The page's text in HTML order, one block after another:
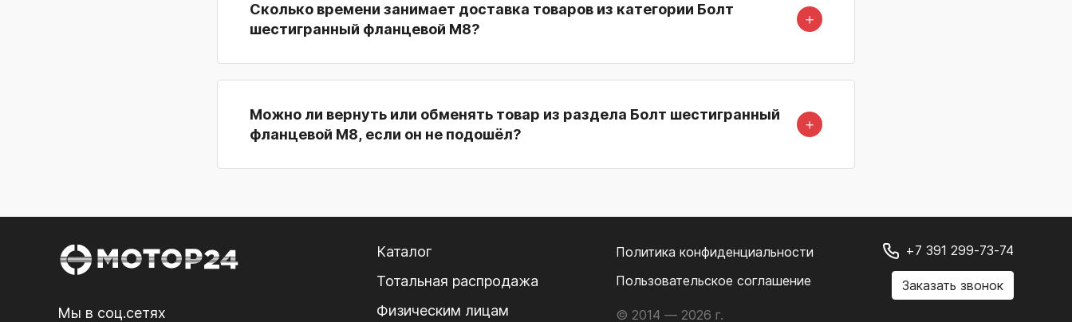
Сколько времени занимает доставка товаров из категории Болт
шестигранный фланцевой M8?
＋
Можно ли вернуть или обменять товар из раздела Болт шестигранный
фланцевой M8, если он не подошёл?
＋
Мы в соц.сетях
Каталог
Тотальная распродажа
Физическим лицам
Политика конфиденциальности
Пользовательское соглашение
© 2014 — 2026 г.
+7 391 299-73-74
Заказать звонок